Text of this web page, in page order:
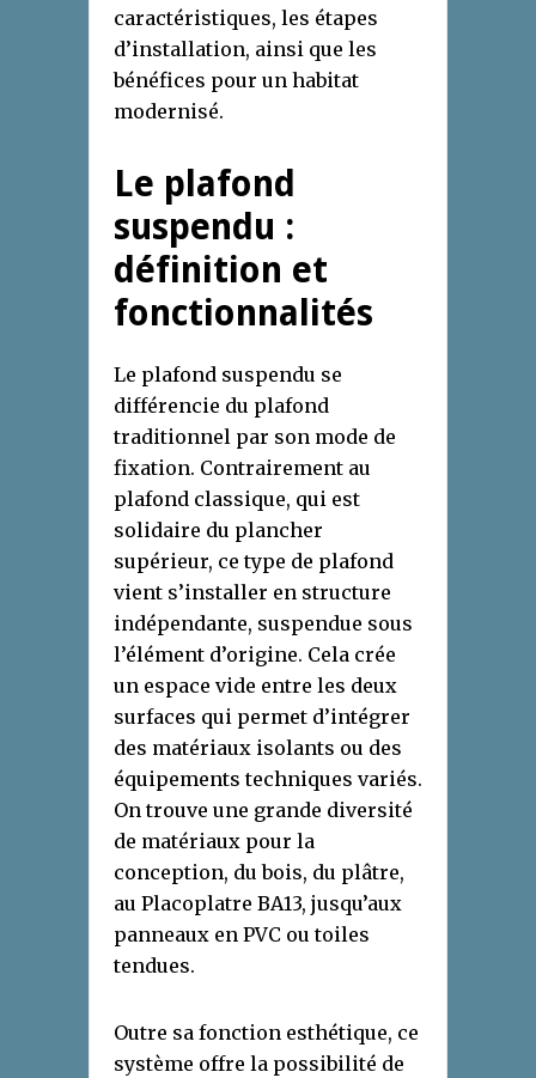
caractéristiques, les étapes
d’installation, ainsi que les
bénéfices pour un habitat
modernisé.
Le plafond
suspendu :
définition et
fonctionnalités
Le plafond suspendu se
différencie du plafond
traditionnel par son mode de
fixation. Contrairement au
plafond classique, qui est
solidaire du plancher
supérieur, ce type de plafond
vient s’installer en structure
indépendante, suspendue sous
l’élément d’origine. Cela crée
un espace vide entre les deux
surfaces qui permet d’intégrer
des matériaux isolants ou des
équipements techniques variés.
On trouve une grande diversité
de matériaux pour la
conception, du bois, du plâtre,
au Placoplatre BA13, jusqu’aux
panneaux en PVC ou toiles
tendues.
Outre sa fonction esthétique, ce
système offre la possibilité de